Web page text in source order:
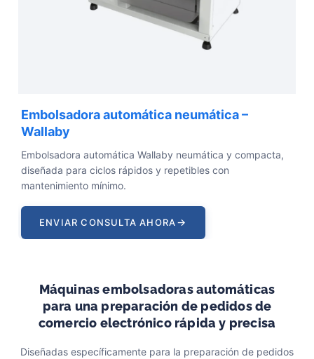
Embolsadora automática neumática –
Wallaby
Embolsadora automática Wallaby neumática y compacta,
diseñada para ciclos rápidos y repetibles con
mantenimiento mínimo.
ENVIAR CONSULTA AHORA→
Máquinas embolsadoras automáticas
para una preparación de pedidos de
comercio electrónico rápida y precisa
Diseñadas específicamente para la preparación de pedidos